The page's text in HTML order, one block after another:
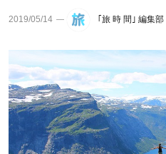
2019/05/14 ｢旅 時 間｣ 編集部